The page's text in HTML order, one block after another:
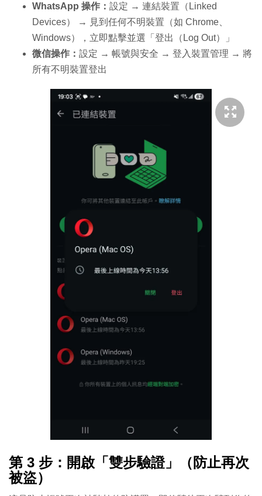
WhatsApp 操作： 設定 → 連結裝置（Linked
Devices） → 見到任何不明裝置（如 Chrome、
Windows），立即點擊並選「登出（Log Out）」
微信操作： 設定 → 帳號與安全 → 登入裝置管理 → 將
所有不明裝置登出
第 3 步：開啟「雙步驗證」（防止再次
被盜）